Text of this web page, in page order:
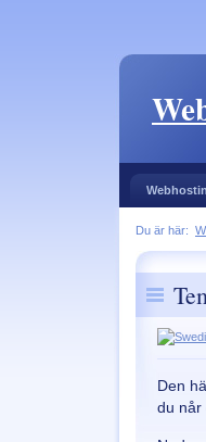
Du är här:
Den
du når